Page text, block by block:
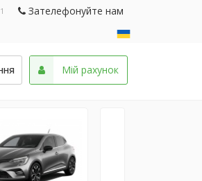
Зателефонуйте нам
Мій рахунок